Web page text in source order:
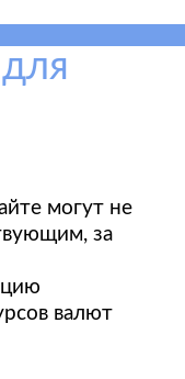
могут не
за
валют